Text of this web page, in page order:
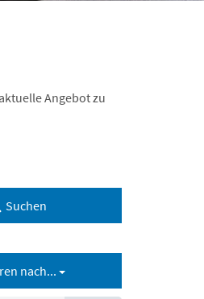
Angebot zu
Suchen
nach...